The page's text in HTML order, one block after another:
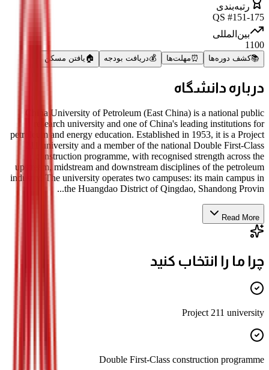
رتبه‌بندی
#151-175 QS
بین‌المللی
1100
📚کشف دوره‌ها ⏰مهلت‌ها 💰دریافت بودجه 🏠 یافتن مسکن
درباره دانشگاه
China University of Petroleum (East China) is a national public
research university and one of China's leading institutions for
petroleum and energy education. Established in 1953, it is a Project
211 university and a member of the national Double First-Class
construction programme, with recognised strength across the
upstream, midstream and downstream disciplines of the petroleum
industry. The university operates two campuses: its main campus in
the Huangdao District of Qingdao, Shandong Provin...
Read More
چرا ما را انتخاب کنید
Project 211 university
Double First-Class construction programme